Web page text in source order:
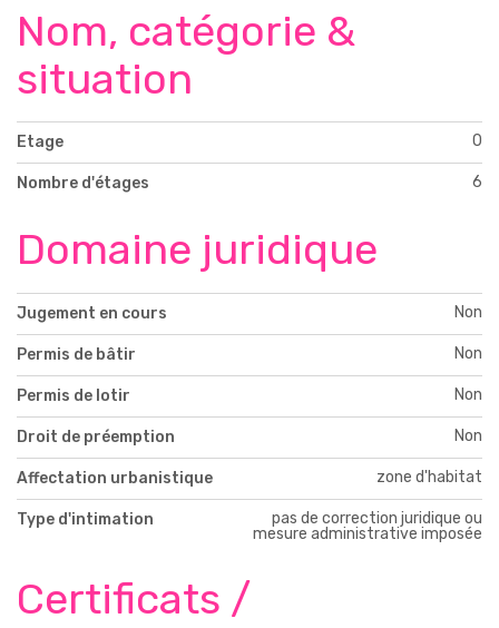
Nom, catégorie &
situation
Etage 0
Nombre d'étages 6
Domaine juridique
Jugement en cours Non
Permis de bâtir Non
Permis de lotir Non
Droit de préemption Non
Affectation urbanistique zone d'habitat
Type d'intimation
pas de correction juridique ou
mesure administrative imposée
Certificats /